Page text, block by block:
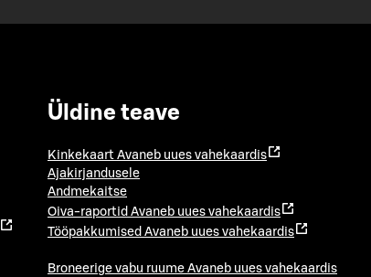
Üldine teave
Kinkekaart Avaneb uues vahekaardis
Ajakirjandusele
Andmekaitse
Oiva-raportid Avaneb uues vahekaardis
Tööpakkumised Avaneb uues vahekaardis
Broneerige vabu ruume Avaneb uues vahekaardis